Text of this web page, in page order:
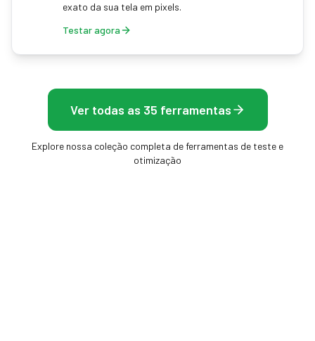
exato da sua tela em pixels.
Testar agora
Ver todas as 35 ferramentas
Explore nossa coleção completa de ferramentas de teste e
otimização